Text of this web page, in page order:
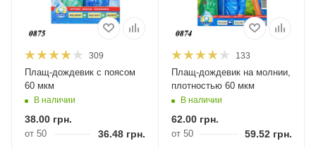
309
Плащ-дождевик с поясом
60 мкм
В наличии
38.00 грн.
от 50 36.48 грн.
133
Плащ-дождевик на молнии,
плотностью 60 мкм
В наличии
62.00грн.
от 50 59.52грн.